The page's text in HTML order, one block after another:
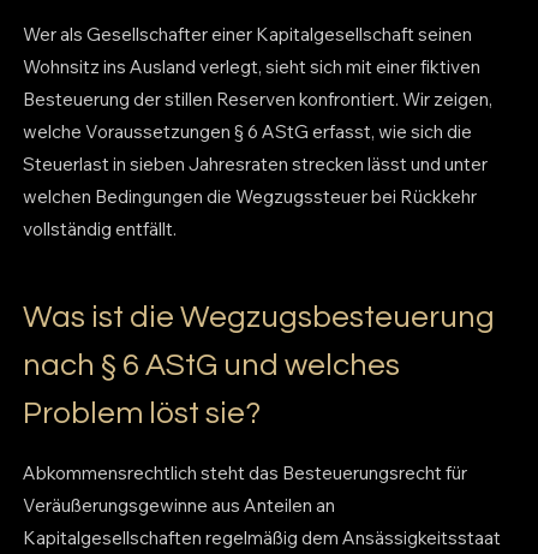
Wer als Gesellschafter einer Kapitalgesellschaft seinen
Wohnsitz ins Ausland verlegt, sieht sich mit einer fiktiven
Besteuerung der stillen Reserven konfrontiert. Wir zeigen,
welche Voraussetzungen § 6 AStG erfasst, wie sich die
Steuerlast in sieben Jahresraten strecken lässt und unter
welchen Bedingungen die Wegzugssteuer bei Rückkehr
vollständig entfällt.
Was ist die Wegzugsbesteuerung
nach § 6 AStG und welches
Problem löst sie?
Abkommensrechtlich steht das Besteuerungsrecht für
Veräußerungsgewinne aus Anteilen an
Kapitalgesellschaften regelmäßig dem Ansässigkeitsstaat